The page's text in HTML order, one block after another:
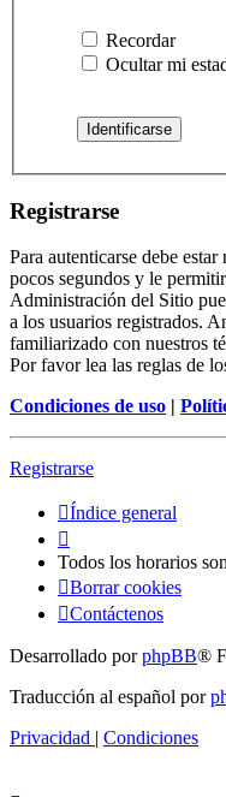
Recordar
Ocultar mi
Registrarse
Para autenticarse debe
pocos segundos y le
Administración del Sitio
a los usuarios registrados.
familiarizado con nuestros
Por favor lea las reglas de
Condiciones de uso |
Registrarse
Índice general
Todos los horarios son
Borrar cookies
Contáctenos
Desarrollado porphpBB®
Traducción al español por
Privacidad | Condiciones